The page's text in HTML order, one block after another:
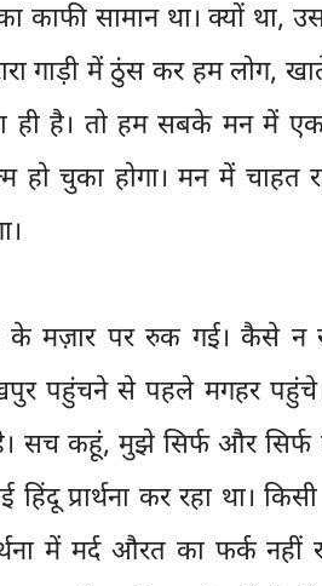
सामान था। क्यों था,
गाड़ी में ठुंस कर हम लोग,
ही है। तो हम सबके मन में एक
हो चुका होगा। मन में चाहत
मज़ार पर रुक गई। कैसे न
पहुंचने से पहले मगहर
सच कहूं, मुझे सिर्फ और सिर्फ
प्रार्थना कर रहा था।
में मर्द औरत का फर्क नहीं